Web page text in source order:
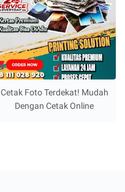
Cetak Foto Terdekat! Mudah
Dengan Cetak Online